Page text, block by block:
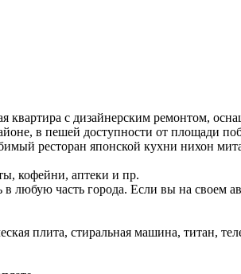
квартира с дизайнерским ремонтом,
в пешей доступности от площади
ресторан японской кухни нихон
кофейни, аптеки и пр.
любую часть города. Если вы на своем
плита, стиральная машина, титан,